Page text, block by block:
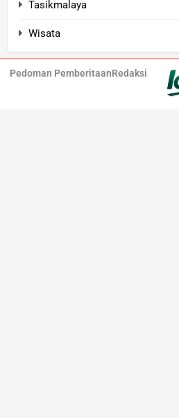
Tasikmalaya
Wisata
Pedoman PemberitaanRedaksi